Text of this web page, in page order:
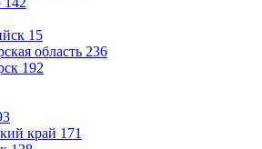
15
область 236
192
край 171